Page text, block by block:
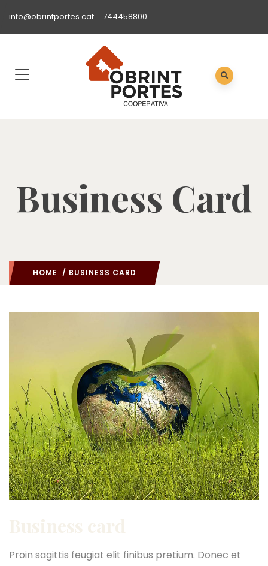
info@obrintportes.cat 744458800
Business Card
HOME / BUSINESS CARD
Proin sagittis feugiat elit finibus pretium. Donec et